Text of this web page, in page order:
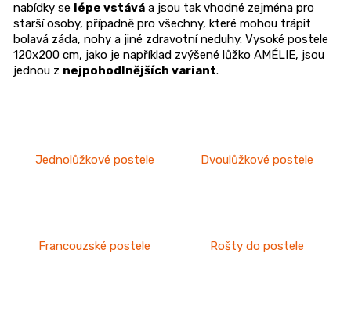
nabídky se lépe vstává a jsou tak vhodné zejména pro
starší osoby, případně pro všechny, které mohou trápit
bolavá záda, nohy a jiné zdravotní neduhy. Vysoké postele
120x200 cm, jako je například zvýšené lůžko AMÉLIE, jsou
jednou z nejpohodlnějších variant.
Jednolůžkové postele Dvoulůžkové postele
Francouzské postele Rošty do postele